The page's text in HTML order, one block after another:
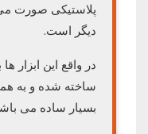
پلاستیکی صورت
دیگر است.
در واقع این ابزار
ساخته شده و به
بسیار ساده می